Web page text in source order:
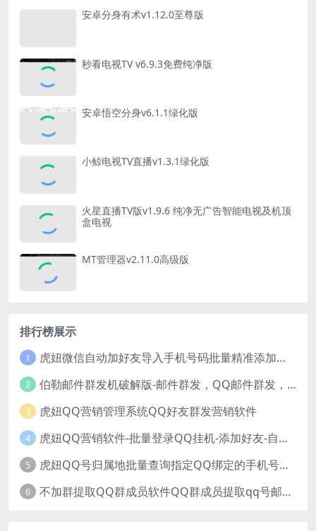
安卓分身有术v1.12.0至尊版
秒看电视TV v6.9.3免费纯净版
安卓悟空分身v6.1.1绿化版
小鲸电视TV直播v1.3.1绿化版
火星直播TV版v1.9.6 纯净无广告智能电视及机顶
盒电视
MT管理器v2.11.0高级版
排行榜展示
1 虎妞微信自动加好友导入手机号码批量精准添加客户售营销软件微商工具
2 伯勒邮件群发机破解版-邮件群发，QQ邮件群发，邮件群发软件，伯乐邮件群发工具，邮件群发器
3 虎妞QQ营销管理系统QQ好友群发营销软件
4 虎妞QQ营销软件-批量登录QQ挂机-添加好友-自动加群-群发消息-临时会话
5 虎妞QQ号归属地批量查询指定QQ绑定的手机号软件
6 不加群提取QQ群成员软件QQ群成员提取qq号邮箱软件